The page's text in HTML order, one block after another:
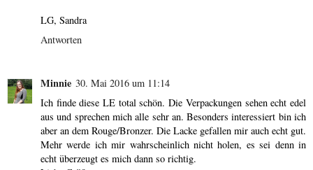
LG, Sandra
Antworten
Minnie 30. Mai 2016 um 11:14
Ich finde diese LE total schön. Die Verpackungen sehen echt edel
aus und sprechen mich alle sehr an. Besonders interessiert bin ich
aber an dem Rouge/Bronzer. Die Lacke gefallen mir auch echt gut.
Mehr werde ich mir wahrscheinlich nicht holen, es sei denn in
echt überzeugt es mich dann so richtig.